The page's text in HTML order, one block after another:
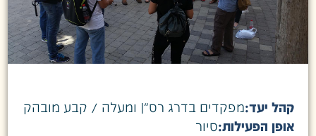
קהל יעד:מפקדים בדרג רס”| ומעלה / קבע מובהק
אופן הפעילות:סיור